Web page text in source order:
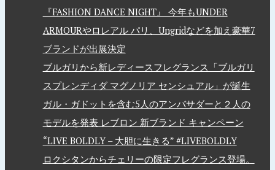
『FASHION DANCE NIGHT』 今年もUNDER
ARMOURやロレアル パリ、Ungridなどを加え豪華7
ブランドが出展決定
ブルガリから新レディースフレグランス「ブルガリ
スプレンディダ マグノリア センシュアル」が誕生
ガル・ガドットを含む5人のアンバサダーと２人の
モデルを発表 レブロン 新ブランド キャンペーン
“LIVE BOLDLY – 大胆に生きる” #LIVEBOLDLY
ロクシタンからチェリーの限定フレグランス登場。